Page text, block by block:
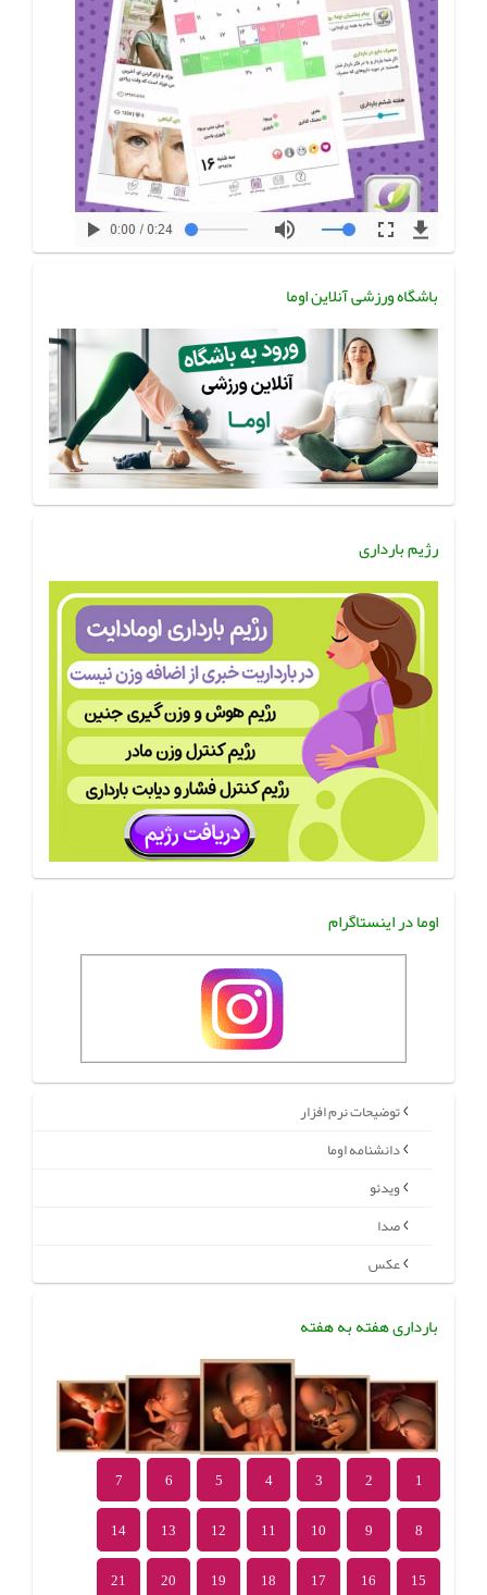
باشگاه ورزشی آنلاین اوما
رژیم بارداری
اوما در اینستاگرام
توضیحات نرم افزار
دانشنامه اوما
ویدئو
صدا
عکس
بارداری هفته به هفته
1
2
3
4
5
6
7
8
9
10
11
12
13
14
15
16
17
18
19
20
21